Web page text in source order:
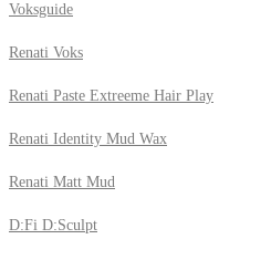
Voksguide
Renati Voks
Renati Paste Extreeme Hair Play
Renati Identity Mud Wax
Renati Matt Mud
D:Fi D:Sculpt